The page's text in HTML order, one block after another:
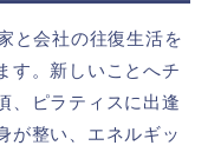
と会社の往復生活を
す。新しいことへチ
、ピラティスに出逢
が整い、エネルギッ